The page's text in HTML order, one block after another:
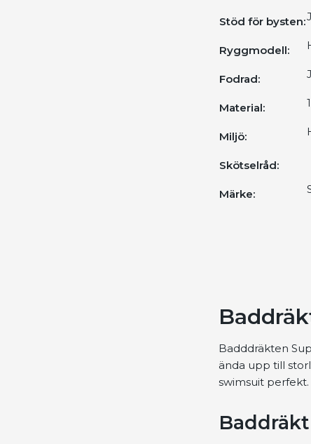
Stöd för bysten:
Ryggmodell:
Fodrad:
Material:
Miljö:
Skötselråd:
Märke:
Badddräkten
ända upp till
swimsuit